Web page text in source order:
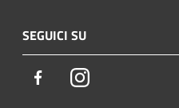
SEGUICI SU
FacebookInstagram